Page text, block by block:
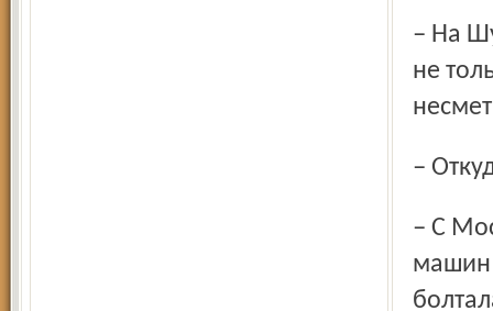
– На Шухе хорошо несколько лет поработали военные. И
не
–
– С Московского электролампового завода. Колонна
машин